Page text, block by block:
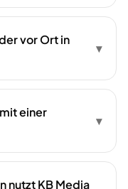
vor Ort in
▾
einer
▾
nutzt KB Media